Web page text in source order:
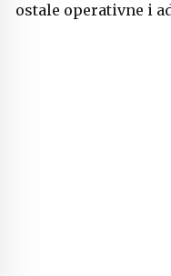
ostale operativne i